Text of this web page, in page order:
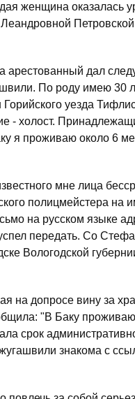
женщина оказалась
арестованный дал
По роду имею 30
Горийского уезда
- холост.
я проживаю около 6
мне лица
полицмейстера на
на русском языке
передать. Со
Вологодской
на допросе вину за
"В Баку
срок
знакома с